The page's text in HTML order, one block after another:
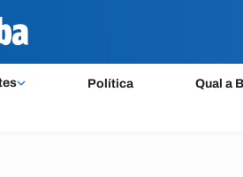
Política Qual a